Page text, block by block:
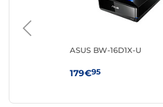
ASUS BW-16D1X-U
179€95